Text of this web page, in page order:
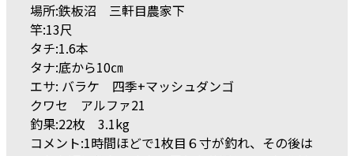
場所:鉄板沼 三軒目農家下
竿:13尺
タチ:1.6本
タナ:底から10㎝
エサ: バラケ 四季+マッシュダンゴ
クワセ アルファ21
釣果:22枚 3.1kg
コメント:1時間ほどで1枚目６寸が釣れ、その後は